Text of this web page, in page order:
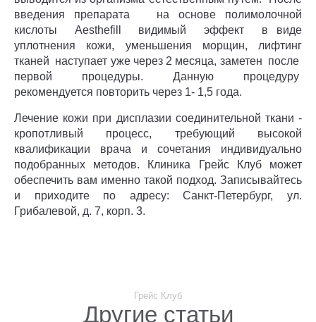
введения препарата на основе полимолочной
кислоты Aesthefill видимый эффект в виде
уплотнения кожи, уменьшения морщин, лифтинг
тканей наступает уже через 2 месяца, заметен после
первой процедуры. Данную процедуру
рекомендуется повторить через 1- 1,5 года.
Лечение кожи при дисплазии соединительной ткани -
кропотливый процесс, требующий высокой
квалификации врача и сочетания индивидуально
подобранных методов. Клиника Грейс Клуб может
обеспечить вам именно такой подход. Записывайтесь
и приходите по адресу: Санкт-Петербург, ул.
Грибалевой, д. 7, корп. 3.
Грейс Клуб
Другие статьи